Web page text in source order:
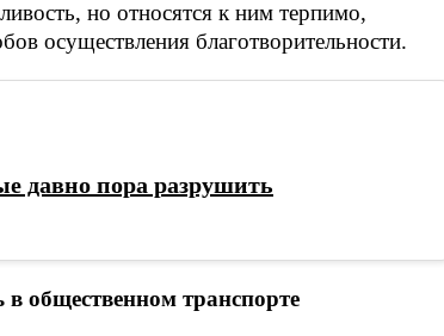
но относятся к ним терпимо,
осуществления благотворительности.
давно пора разрушить
общественном транспорте